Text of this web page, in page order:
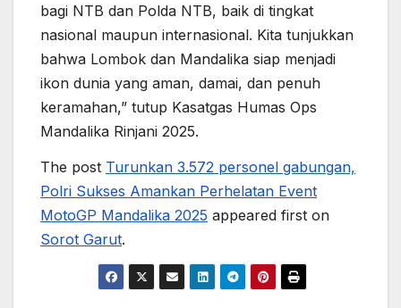
bagi NTB dan Polda NTB, baik di tingkat
nasional maupun internasional. Kita tunjukkan
bahwa Lombok dan Mandalika siap menjadi
ikon dunia yang aman, damai, dan penuh
keramahan,” tutup Kasatgas Humas Ops
Mandalika Rinjani 2025.
The post Turunkan 3.572 personel gabungan,
Polri Sukses Amankan Perhelatan Event
MotoGP Mandalika 2025 appeared first on
Sorot Garut.